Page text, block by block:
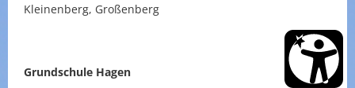
Kleinenberg, Großenberg
Grundschule Hagen